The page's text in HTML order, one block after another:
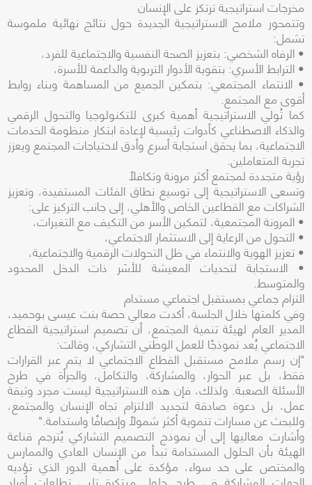
مخرجات استراتيجية ترتكز على الإنسان
وتتمحور ملامح الاستراتيجية الجديدة حول نتائج نهائية ملموسة
تشمل:
• الرفاه الشخصي: بتعزيز الصحة النفسية والاجتماعية للفرد،
• الترابط الأسري: بتقوية الأدوار التربوية والداعمة للأسرة،
• الانتماء المجتمعي: بتمكين الجميع من المساهمة وبناء روابط
أقوى مع المجتمع.
كما تُولي الاستراتيجية أهمية كبرى للتكنولوجيا والتحول الرقمي
والذكاء الاصطناعي كأدوات رئيسية لإعادة ابتكار منظومة الخدمات
الاجتماعية، بما يحقق استجابة أسرع وأدق لاحتياجات المجتمع ويعزز
تجربة المتعاملين.
رؤية متجددة لمجتمع أكثر مرونة وتكافلًا
وتسعى الاستراتيجية إلى توسيع نطاق الفئات المستفيدة، وتعزيز
الشراكات مع القطاعين الخاص والأهلي، إلى جانب التركيز على:
• المرونة المجتمعية، لتمكين الأسر من التكيف مع التغيرات،
• التحول من الرعاية إلى الاستثمار الاجتماعي،
• تعزيز الهوية والانتماء في ظل التحولات الرقمية والاجتماعية،
• الاستجابة لتحديات المعيشة للأسَر ذات الدخل المحدود
والمتوسط.
التزام جماعي بمستقبل اجتماعي مستدام
وفي كلمتها خلال الجلسة، أكدت معالي حصة بنت عيسى بوحميد،
المدير العام لهيئة تنمية المجتمع، أن تصميم استراتيجية القطاع
الاجتماعي يُعد نموذجًا للعمل الوطني التشاركي، وقالت:
"إن رسم ملامح مستقبل القطاع الاجتماعي لا يتم عبر القرارات
فقط، بل عبر الحوار، والمشاركة، والتكامل، والجرأة في طرح
الأسئلة الصعبة. ولذلك، فإن هذه الاستراتيجية ليست مجرد وثيقة
عمل، بل دعوة صادقة لتجديد الالتزام تجاه الإنسان والمجتمع،
وللبحث عن مسارات تنموية أكثر شمولاً وإنصافًا واستدامة."
وأشارت معاليها إلى أن نموذج التصميم التشاركي يُترجم قناعة
الهيئة بأن الحلول المستدامة تبدأ من الإنسان العادي والممارس
والمختص على حد سواء، مؤكدة على أهمية الدور الذي تؤديه